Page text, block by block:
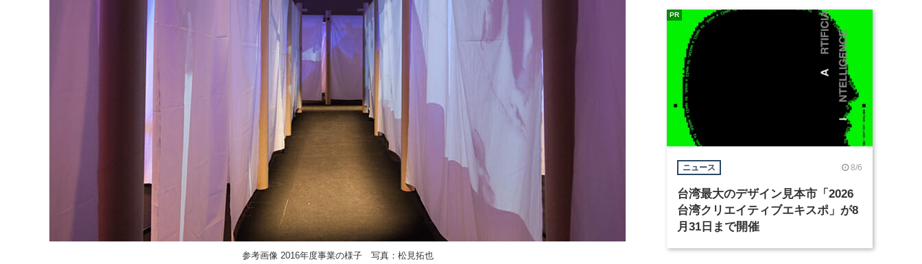
参考画像 2016年度事業の様子 写真：松見拓也
ニュース 8/6
台湾最大のデザイン見本市「2026
台湾クリエイティブエキスポ」が8
月31日まで開催
PR